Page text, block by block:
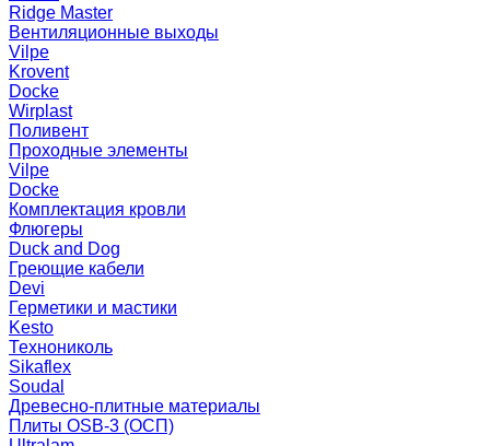
Ridge Master
Вентиляционные выходы
Vilpe
Krovent
Docke
Wirplast
Поливент
Проходные элементы
Vilpe
Docke
Комплектация кровли
Флюгеры
Duck and Dog
Греющие кабели
Devi
Герметики и мастики
Kesto
Технониколь
Sikaflex
Soudal
Древесно-плитные материалы
Плиты OSB-3 (ОСП)